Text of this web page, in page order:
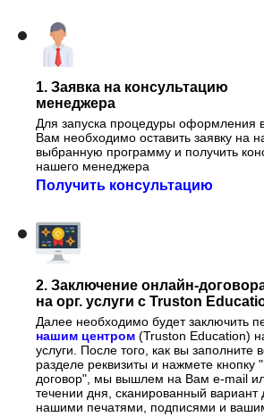
1. Заявка на консультацию
менеджера
Для запуска процедуры оформления
Вам необходимо оставить заявку на
выбранную программу и получить
нашего менеджера
Получить консультацию
2. Заключение онлайн-
на орг. услуги с Truston
Далее необходимо будет заключить
нашим центром (Truston Education)
услуги. После того, как вы заполните
разделе реквизиты и нажмете кнопку
договор", мы вышлем на Вам e-mail
течении дня, сканированный вариант
нашими печатями, подписями и